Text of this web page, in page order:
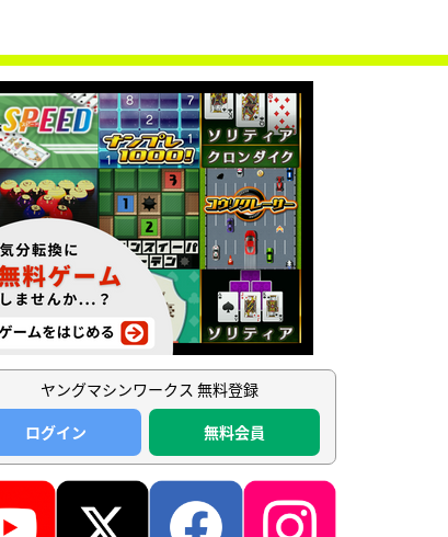
ヤングマシンワークス 無料登録
ログイン
無料会員